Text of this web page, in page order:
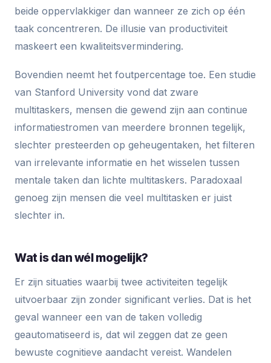
beide oppervlakkiger dan wanneer ze zich op één
taak concentreren. De illusie van productiviteit
maskeert een kwaliteitsvermindering.
Bovendien neemt het foutpercentage toe. Een studie
van Stanford University vond dat zware
multitaskers, mensen die gewend zijn aan continue
informatiestromen van meerdere bronnen tegelijk,
slechter presteerden op geheugentaken, het filteren
van irrelevante informatie en het wisselen tussen
mentale taken dan lichte multitaskers. Paradoxaal
genoeg zijn mensen die veel multitasken er juist
slechter in.
Wat is dan wél mogelijk?
Er zijn situaties waarbij twee activiteiten tegelijk
uitvoerbaar zijn zonder significant verlies. Dat is het
geval wanneer een van de taken volledig
geautomatiseerd is, dat wil zeggen dat ze geen
bewuste cognitieve aandacht vereist. Wandelen